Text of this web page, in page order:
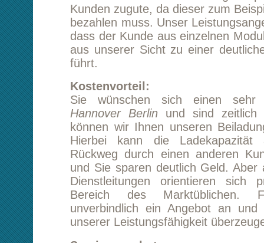
Kostenvorteil:
Sie wünschen sich einen sehr
Hannover Berlinund sind zeitlich etwas
können wir Ihnen unseren
Hierbei kann die Ladekapazität auf
Rückweg durch einen anderen Kunden
Dienstleitungen orientieren sich preislich
Bereich des Marktüblichen. Fordern
unverbindlich ein Angebot an und lassen
unserer Leistungsfähigkeit überzeugen.
Serviceangebot:
Unser Serviceangebot ist speziell an die
Kundenbedürfnisse angepasst und wird
ausgebaut. Der modulare Aufbau unseres
angebotes, ermöglicht es den
gewünschten Zusatzleistungen
zusammenzustellen und bares Geld zu
komplettes Paket buchen muss. Ihr
Berlinlässt sich also auch günstig realisieren.